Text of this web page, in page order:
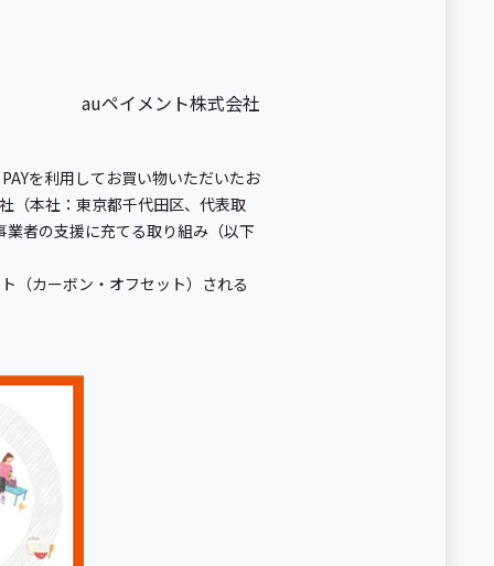
auペイメント株式会社
を利用してお買い物いただいたお
（本社：東京都千代田区、代表取
者の支援に充てる取り組み（以下
（カーボン・オフセット）される